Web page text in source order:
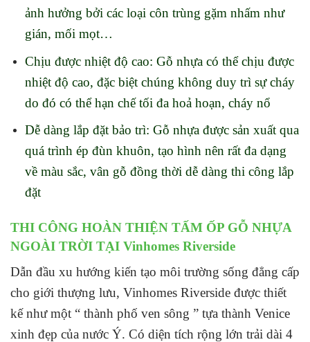
ảnh hưởng bởi các loại côn trùng gặm nhấm như
gián, mối mọt…
Chịu được nhiệt độ cao: Gỗ nhựa có thể chịu được
nhiệt độ cao, đặc biệt chúng không duy trì sự cháy
do đó có thể hạn chế tối đa hoả hoạn, cháy nổ
Dễ dàng lắp đặt bảo trì: Gỗ nhựa được sản xuất qua
quá trình ép đùn khuôn, tạo hình nên rất đa dạng
về màu sắc, vân gỗ đồng thời dễ dàng thi công lắp
đặt
THI CÔNG HOÀN THIỆN TẤM ỐP GỖ NHỰA
NGOÀI TRỜI TẠI Vinhomes Riverside
Dẫn đầu xu hướng kiến ​​tạo môi trường sống đẳng cấp
cho giới thượng lưu, Vinhomes Riverside được thiết
kế như một “ thành phố ven sông ” tựa thành Venice
xinh đẹp của nước Ý. Có diện tích rộng lớn trải dài 4